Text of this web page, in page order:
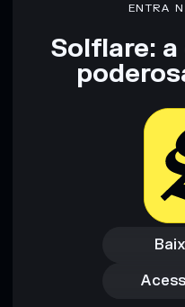
ENTRA
Solflare: